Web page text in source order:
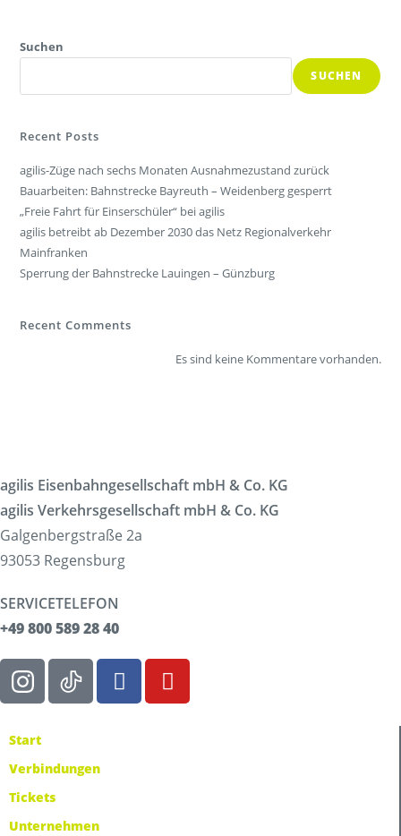
Suchen
SUCHEN
Recent Posts
agilis-Züge nach sechs Monaten Ausnahmezustand zurück
Bauarbeiten: Bahnstrecke Bayreuth – Weidenberg gesperrt
„Freie Fahrt für Einserschüler“ bei agilis
agilis betreibt ab Dezember 2030 das Netz Regionalverkehr
Mainfranken
Sperrung der Bahnstrecke Lauingen – Günzburg
Recent Comments
Es sind keine Kommentare vorhanden.
agilis Eisenbahngesellschaft mbH & Co. KG
agilis Verkehrsgesellschaft mbH & Co. KG
Galgenbergstraße 2a
93053 Regensburg
SERVICETELEFON
+49 800 589 28 40
Start
Verbindungen
Tickets
Unternehmen